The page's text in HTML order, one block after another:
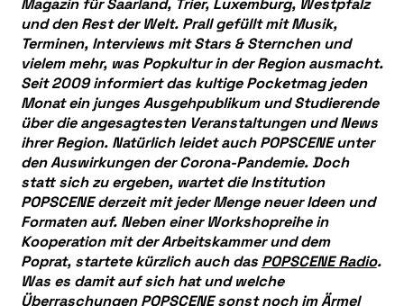
Magazin für Saarland, Trier, Luxemburg, Westpfalz
und den Rest der Welt. Prall gefüllt mit Musik,
Terminen, Interviews mit Stars & Sternchen und
vielem mehr, was Popkultur in der Region ausmacht.
Seit 2009 informiert das kultige Pocketmag jeden
Monat ein junges Ausgehpublikum und Studierende
über die angesagtesten Veranstaltungen und News
ihrer Region. Natürlich leidet auch POPSCENE unter
den Auswirkungen der Corona-Pandemie. Doch
statt sich zu ergeben, wartet die Institution
POPSCENE derzeit mit jeder Menge neuer Ideen und
Formaten auf. Neben einer Workshopreihe in
Kooperation mit der Arbeitskammer und dem
Poprat, startete kürzlich auch das POPSCENE Radio.
Was es damit auf sich hat und welche
Überraschungen POPSCENE sonst noch im Ärmel